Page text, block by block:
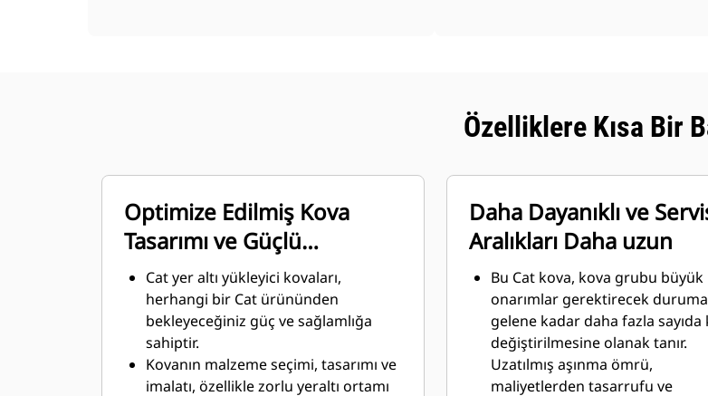
Özelliklere Kısa Bir
Optimize Edilmiş Kova
Tasarımı ve Güçlü
Malzemeler
Cat yer altı yükleyici kovaları,
herhangi bir Cat ürününden
bekleyeceğiniz güç ve sağlamlığa
sahiptir.
Kovanın malzeme seçimi, tasarımı ve
imalatı, özellikle zorlu yeraltı ortamı
Daha Dayanıklı ve
Aralıkları Daha uzun
Bu Cat kova, kova grubu büyük
onarımlar gerektirecek duruma
gelene kadar daha fazla sayıda
değiştirilmesine olanak tanır.
Uzatılmış aşınma ömrü,
maliyetlerden tasarrufu ve